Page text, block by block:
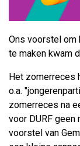
Ons voorstel om
te maken kwam
Het zomerreces
o.a.
zomerreces na
voor DURF
voorstel van